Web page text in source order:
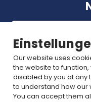
Abonnez-vous à
Our website uses
the website to
disabled by you at any
to understand how our
You can accept them